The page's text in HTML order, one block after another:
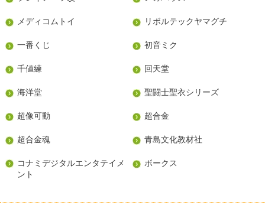
メディコムトイ リボルテックヤマグチ
一番くじ 初音ミク
千値練 回天堂
海洋堂 聖闘士聖衣シリーズ
超像可動 超合金
超合金魂 青島文化教材社
コナミデジタルエンタテイメ
ント
ボークス